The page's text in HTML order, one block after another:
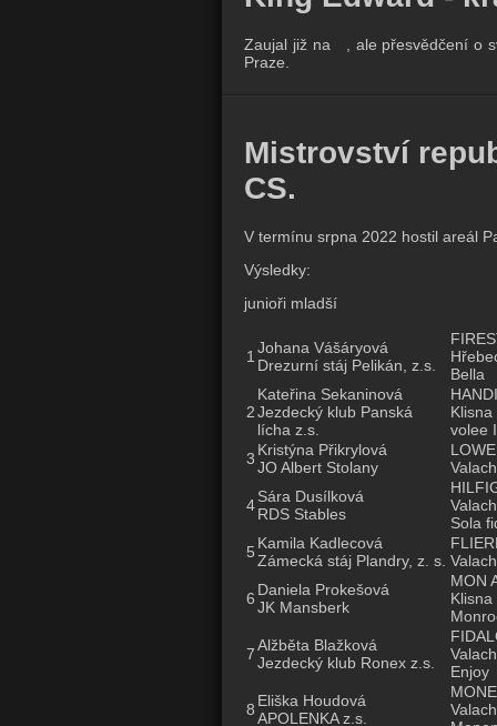
Zaujal již na , ale přesvědčení o
Praze.
Mistrovství
CS.
V termínu srpna 2022 hostil areál
Výsledky:
junioři mladší
1 Johana Vášáryová
Drezurní stáj Pelikán, z.s.
Bella
2
Kateřina Sekaninová
Jezdecký klub Panská
lícha z.s.
volee
3 Kristýna Přikrylová
JO Albert Stolany
4Sára Dusílková
RDS Stables
Sola
5 Kamila Kadlecová
Zámecká stáj Plandry, z. s.
6 Daniela Prokešová
JK Mansberk
MON
7Alžběta Blažková
Jezdecký klub Ronex z.s.
Enjoy
8 Eliška Houdová
APOLENKA z.s.